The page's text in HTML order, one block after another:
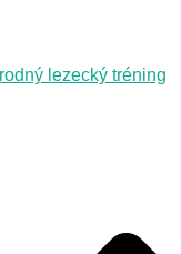
lezecký tréning